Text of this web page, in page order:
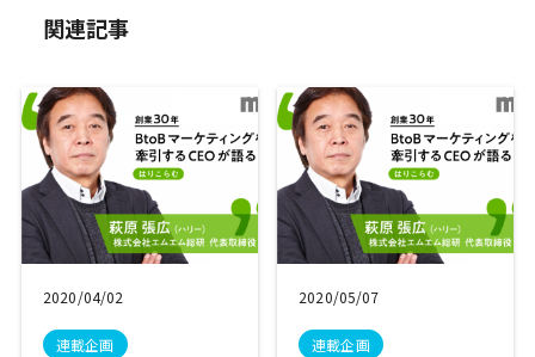
関連記事
2020/04/02
連載企画
2020/05/07
連載企画